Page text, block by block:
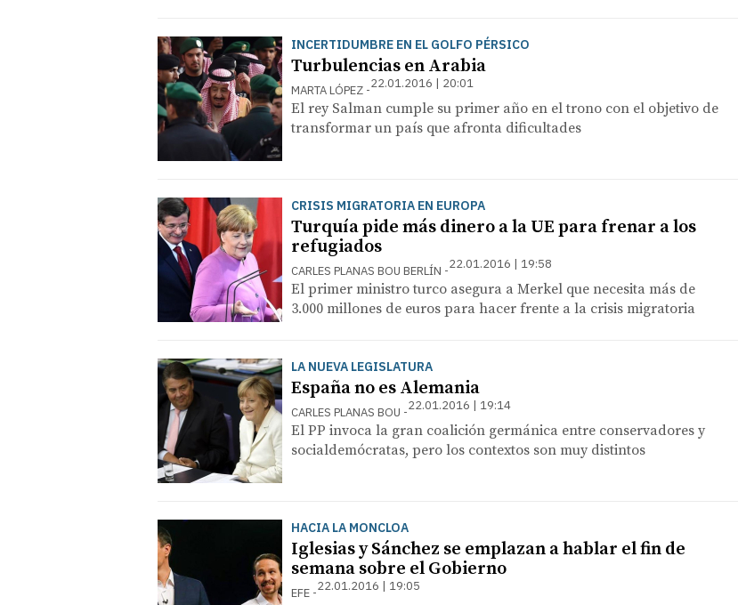
INCERTIDUMBRE EN EL GOLFO PÉRSICO
Turbulencias en Arabia
MARTA LÓPEZ 22.01.2016 | 20:01
El rey Salman cumple su primer año en el trono con el objetivo de
transformar un país que afronta dificultades
CRISIS MIGRATORIA EN EUROPA
Turquía pide más dinero a la UE para frenar a los
refugiados
CARLES PLANAS BOU BERLÍN 22.01.2016 | 19:58
El primer ministro turco asegura a Merkel que necesita más de
3.000 millones de euros para hacer frente a la crisis migratoria
LA NUEVA LEGISLATURA
España no es Alemania
CARLES PLANAS BOU 22.01.2016 | 19:14
El PP invoca la gran coalición germánica entre conservadores y
socialdemócratas, pero los contextos son muy distintos
HACIA LA MONCLOA
Iglesias y Sánchez se emplazan a hablar el fin de
semana sobre el Gobierno
EFE 22.01.2016 | 19:05